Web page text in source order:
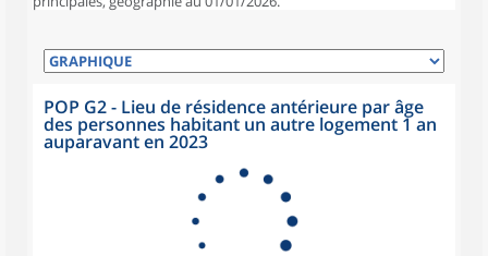
POP G2 - Lieu de résidence antérieure par âge
des personnes habitant un autre logement 1 an
auparavant en 2023